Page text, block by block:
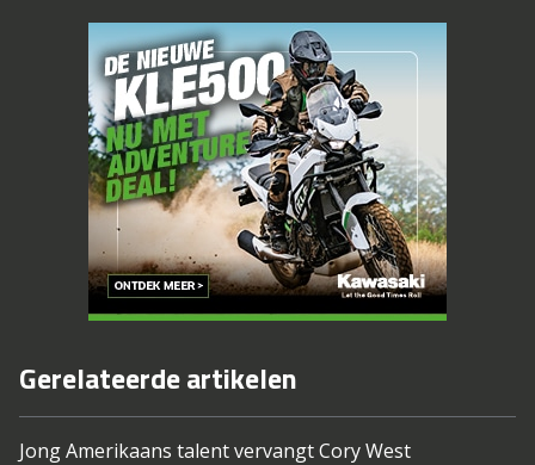
Gerelateerde artikelen
Jong Amerikaans talent vervangt Cory West